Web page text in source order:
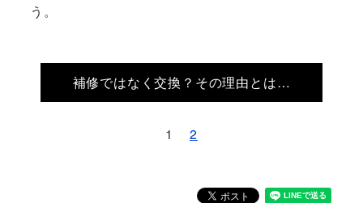
う。
補修ではなく交換？その理由とは…
1 2